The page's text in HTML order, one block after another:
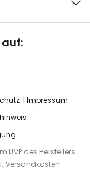
Impressum
UVP des Herstellers.
Versandkosten